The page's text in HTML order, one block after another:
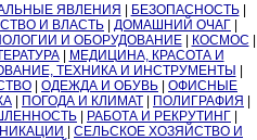
ЯВЛЕНИЯ | БЕЗОПАСНОСТЬ|
И ВЛАСТЬ | ДОМАШНИЙ ОЧАГ |
И ОБОРУДОВАНИЕ| КОСМОС |
| МЕДИЦИНА, КРАСОТА И
ТЕХНИКА И ИНСТРУМЕНТЫ |
| ОДЕЖДА И ОБУВЬ | ОФИСНЫЕ
| ПОГОДА И КЛИМАТ | ПОЛИГРАФИЯ |
| РАБОТА И РЕКРУТИНГ |
| СЕЛЬСКОЕ ХОЗЯЙСТВО И